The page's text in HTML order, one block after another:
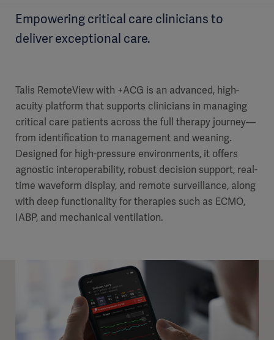
Empowering critical care clinicians to
deliver exceptional care.
Talis RemoteView with +ACG is an advanced, high-
acuity platform that supports clinicians in managing
critical care patients across the full therapy journey—
from identification to management and weaning.
Designed for high-pressure environments, it offers
agnostic interoperability, robust decision support, real-
time waveform display, and remote surveillance, along
with deep functionality for therapies such as ECMO,
IABP, and mechanical ventilation.